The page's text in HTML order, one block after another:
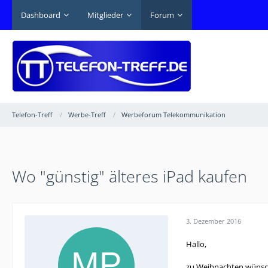
Dashboard Mitglieder Forum
Telefon-Treff Werbe-Treff Werbeforum Telekommunikation
Wo "günstig" älteres iPad kaufen
3. Dezember 2016
Hallo,